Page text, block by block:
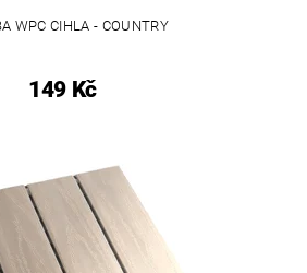
WPC CIHLA - COUNTRY
149 Kč